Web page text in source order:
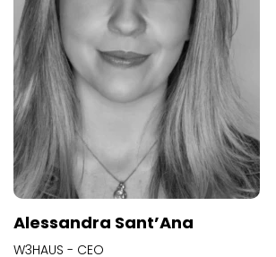
Alessandra Sant’Ana
W3HAUS - CEO